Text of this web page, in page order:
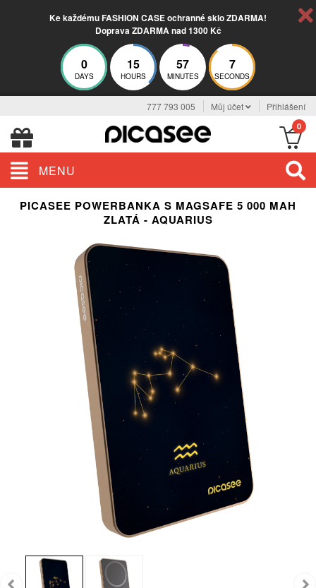
Ke každému FASHION CASE ochranné sklo ZDARMA!
Doprava ZDARMA nad 1300 Kč
0
DAYS
15
HOURS
57
MINUTES
6
SECONDS
777 793 005 Můj účet Přihlášení
0
MENU
PICASEE POWERBANKA S MAGSAFE 5 000 MAH
ZLATÁ - AQUARIUS